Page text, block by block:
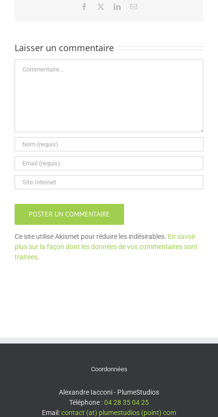
Facebook LinkedIn
Laisser un commentaire
Ce site utilise Akismet pour réduire les indésirables. En savoir
plus sur la façon dont les données de vos commentaires sont
traitées.
Coordonnées
Alexandre Iacconi - PlumeStudios
Téléphone :04 28 35 04 25
Email:contact (at) plumestudios (point) com